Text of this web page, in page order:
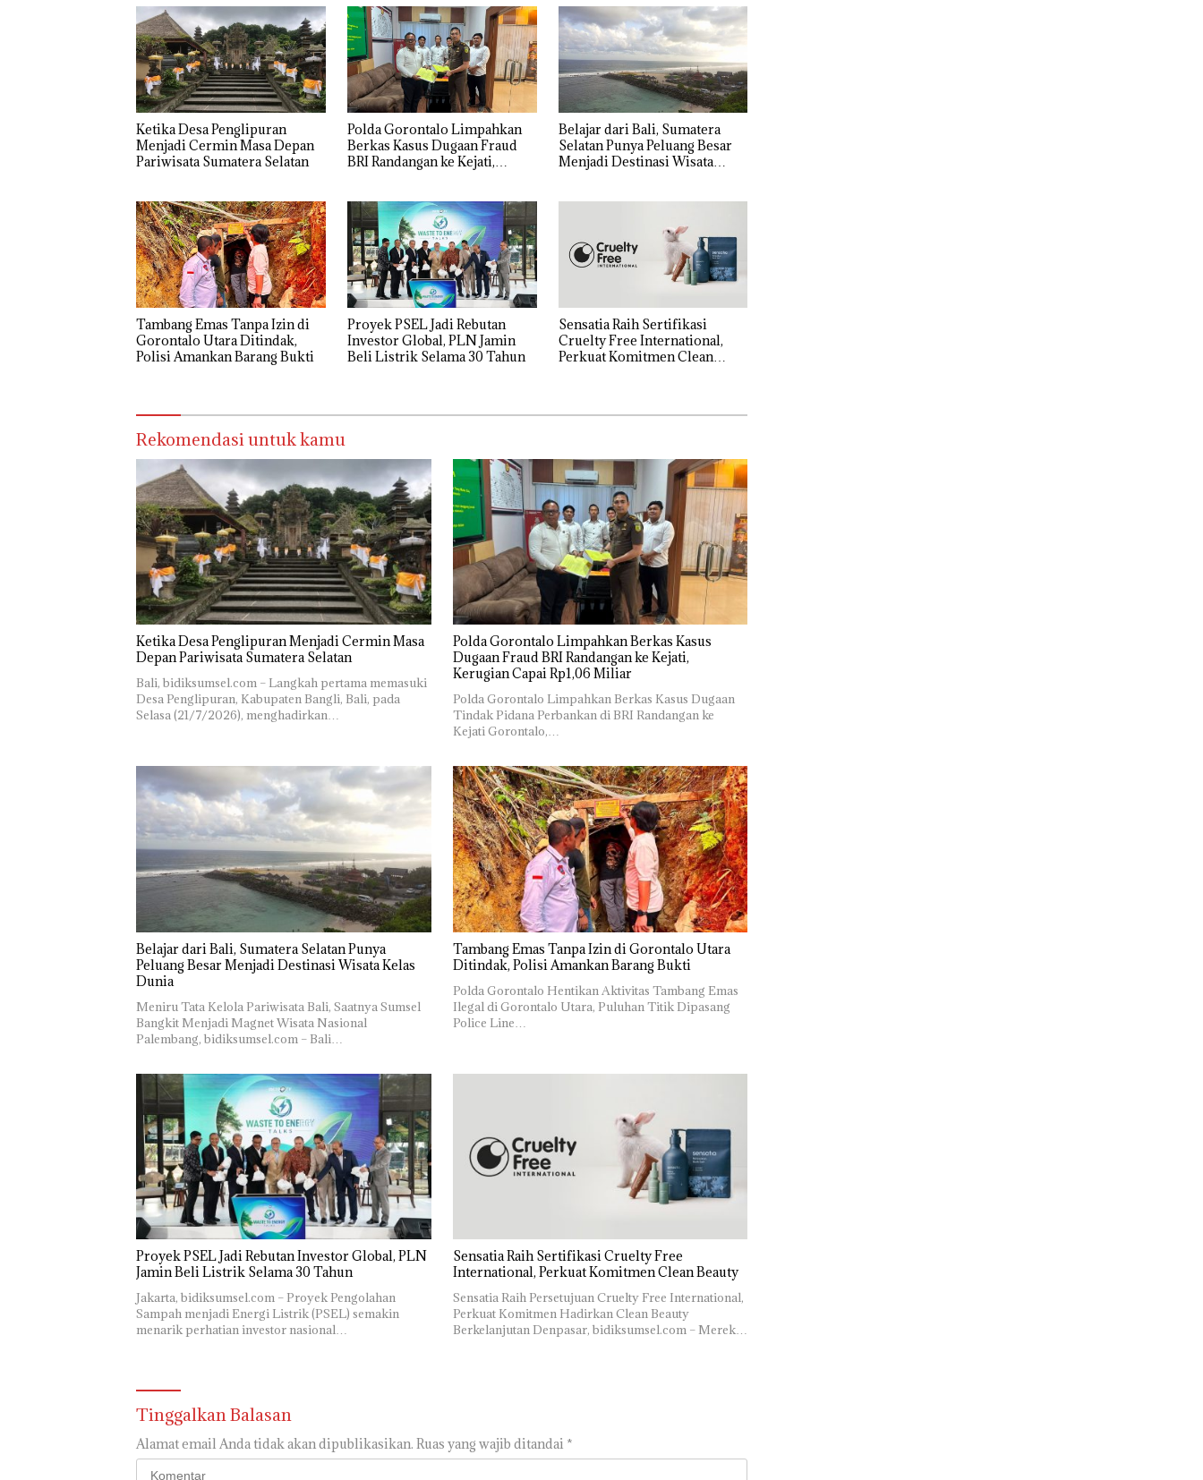
Ketika Desa Penglipuran
Menjadi Cermin Masa Depan
Pariwisata Sumatera Selatan
Polda Gorontalo Limpahkan
Berkas Kasus Dugaan Fraud
BRI Randangan ke Kejati,
Belajar dari Bali, Sumatera
Selatan Punya Peluang Besar
Menjadi Destinasi Wisata
Tambang Emas Tanpa Izin di
Gorontalo Utara Ditindak,
Polisi Amankan Barang Bukti
Proyek PSEL Jadi Rebutan
Investor Global, PLN Jamin
Beli Listrik Selama 30 Tahun
Sensatia Raih Sertifikasi
Cruelty Free International,
Perkuat Komitmen Clean
Rekomendasi untuk kamu
Ketika Desa Penglipuran Menjadi Cermin Masa
Depan Pariwisata Sumatera Selatan
Bali, bidiksumsel.com – Langkah pertama memasuki
Desa Penglipuran, Kabupaten Bangli, Bali, pada
Selasa (21/7/2026), menghadirkan…
Polda Gorontalo Limpahkan Berkas Kasus
Dugaan Fraud BRI Randangan ke Kejati,
Kerugian Capai Rp1,06 Miliar
Polda Gorontalo Limpahkan Berkas Kasus Dugaan
Tindak Pidana Perbankan di BRI Randangan ke
Kejati Gorontalo,…
Belajar dari Bali, Sumatera Selatan Punya
Peluang Besar Menjadi Destinasi Wisata Kelas
Dunia
Meniru Tata Kelola Pariwisata Bali, Saatnya Sumsel
Bangkit Menjadi Magnet Wisata Nasional
Palembang, bidiksumsel.com – Bali…
Tambang Emas Tanpa Izin di Gorontalo Utara
Ditindak, Polisi Amankan Barang Bukti
Polda Gorontalo Hentikan Aktivitas Tambang Emas
Ilegal di Gorontalo Utara, Puluhan Titik Dipasang
Police Line…
Proyek PSEL Jadi Rebutan Investor Global, PLN
Jamin Beli Listrik Selama 30 Tahun
Jakarta, bidiksumsel.com – Proyek Pengolahan
Sampah menjadi Energi Listrik (PSEL) semakin
menarik perhatian investor nasional…
Sensatia Raih Sertifikasi Cruelty Free
International, Perkuat Komitmen Clean Beauty
Sensatia Raih Persetujuan Cruelty Free International,
Perkuat Komitmen Hadirkan Clean Beauty
Berkelanjutan Denpasar, bidiksumsel.com – Merek…
Tinggalkan Balasan
Alamat email Anda tidak akan dipublikasikan. Ruas yang wajib ditandai *